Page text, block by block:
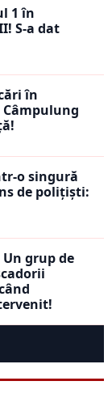
1 în
S-a dat
în
o singură
de polițiști:
grup de